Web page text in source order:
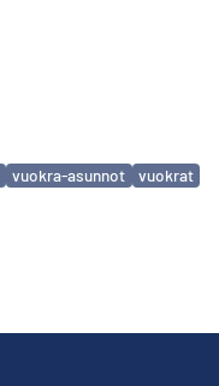
vuokra-asunnot
vuokrat